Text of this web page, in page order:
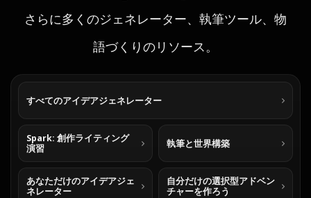
さらに多くのジェネレーター、執筆ツール、物
語づくりのリソース。
すべてのアイデアジェネレーター
Spark: 創作ライティング
演習
執筆と世界構築
あなただけのアイデアジェ
ネレーター
自分だけの選択型アドベン
チャーを作ろう